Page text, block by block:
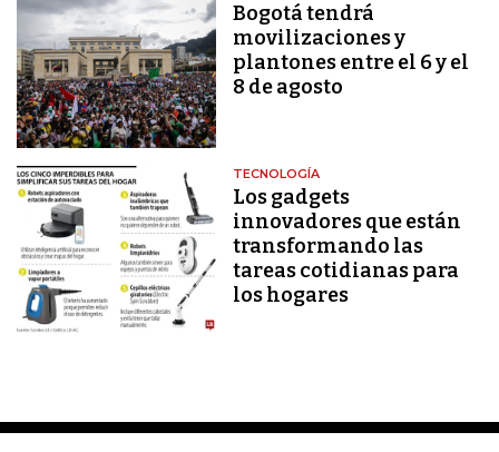
Bogotá tendrá
movilizaciones y
plantones entre el 6 y el
8 de agosto
TECNOLOGÍA
Los gadgets
innovadores que están
transformando las
tareas cotidianas para
los hogares